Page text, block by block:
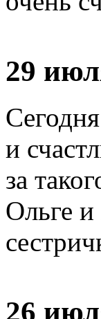
29
Сегодня
и
за
Ольге
26